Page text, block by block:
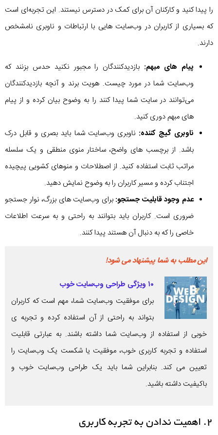
را پیدا کنید و کارکنان آن برای کمک در دسترس نیستند. این تجربه‌ای است
که بسیاری از کاربران در وب‌سایت هایی با ارتباطات و ناوبری نامشخص
دارند.
پیام های مبهم: بازدیدکنندگان را مجبور نکنید حدس بزنند که
وب‌سایت شما در مورد چیست. هویت برند و آنچه بازدیدکنندگان
می‌توانند در سایت شما پیدا کنند را به وضوح بیان کرده و از پیام
های مبهم دوری کنید.
ناوبری گیج کننده: ناوبری وب‌سایت شما باید بصری و قابل درک
باشد. از برچسب های واضح، ساختار منوی منطقی و یک سلسله
مراتب ثابت استفاده کنید. از اصطلاحات و منوهای کشویی پیچیده
اجتناب کرده و مسیر کاربران را به وضوح نمایش دهید.
عدم وجود قابلیت جستجو: برای وب‌سایت های بزرگ، نوار جستجو
ضروری است. کاربران باید بتوانند به راحتی و به سرعت اطلاعات
خاصی را که به دنبال آن هستند پیدا کنند.
این مطلب به شما پیشنهاد می شود!
۱۰ ویژگی طراحی وب‌سایت خوب
برای موفقیت وب‌سایت شما، مهم است که کاربران
بتواند به راحتی از آن استفاده کرده و تجربه ی
خوبی از استفاده از وب‌سایت شما داشته باشند. به عبارتی قابلیت
استفاده و تجربه کاربری خوب، موفقیت یا شکست یک وب‌سایت را
تعیین می کند. بنابراین شما باید یک طراحی وب‌سایت خوب و
باکیفیت داشته باشید.
۲. اهمیت ندادن به تجربه کاربری